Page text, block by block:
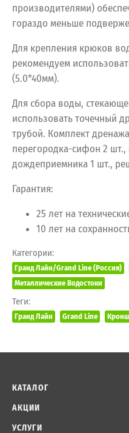
производителями)
гораздо меньше
Для крепления крюков
рекомендуем
(5.0*40мм).
Для сбора воды,
использовать точечный
трубой. Комплект
перегородка-сифон 2 шт.,
дождеприемника 1 шт.,
Гарантия:
25 лет на
10 лет на
Категории:
Гранд Лайн/Grand Line (Россия)
Металлические Водостоки
Теги:
Гранд Лайн Grand Line
КАТАЛОГ
АКЦИИ
УСЛУГИ